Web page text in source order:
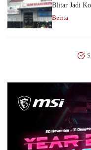
Blitar Jadi
Berita